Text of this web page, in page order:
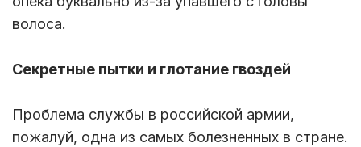
волоса.
Секретные пытки и глотание гвоздей
Проблема службы в российской армии,
пожалуй, одна из самых болезненных в стране.